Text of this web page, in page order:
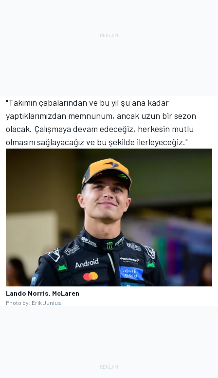
"Takımın çabalarından ve bu yıl şu ana kadar
yaptıklarımızdan memnunum, ancak uzun bir sezon
olacak. Çalışmaya devam edeceğiz, herkesin mutlu
olmasını sağlayacağız ve bu şekilde ilerleyeceğiz."
Lando Norris, McLaren
Photo by: Erik Junius